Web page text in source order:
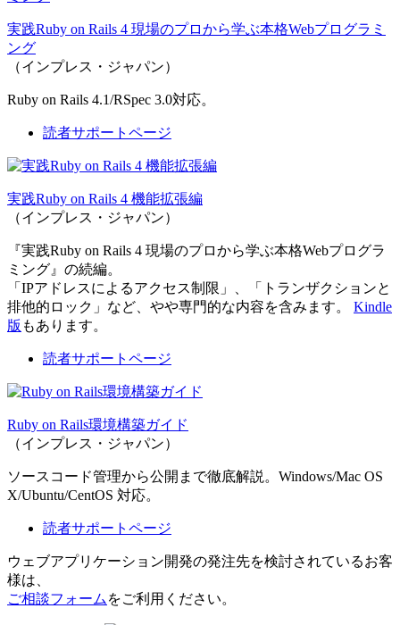
実践Ruby on Rails 4 現場のプロから学ぶ本格Webプログラミ
ング
（インプレス・ジャパン）
Ruby on Rails 4.1/RSpec 3.0対応。
読者サポートページ
実践Ruby on Rails 4 機能拡張編
（インプレス・ジャパン）
『実践Ruby on Rails 4 現場のプロから学ぶ本格Webプログラ
ミング』の続編。
「IPアドレスによるアクセス制限」、「トランザクションと
排他的ロック」など、やや専門的な内容を含みます。 Kindle
版 もあります。
読者サポートページ
Ruby on Rails環境構築ガイド
（インプレス・ジャパン）
ソースコード管理から公開まで徹底解説。Windows/Mac OS
X/Ubuntu/CentOS 対応。
読者サポートページ
ウェブアプリケーション開発の発注先を検討されているお客
様は、
ご相談フォーム をご利用ください。